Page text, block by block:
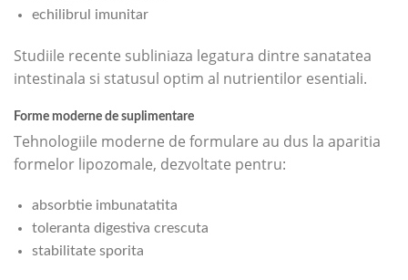
echilibrul imunitar
Studiile recente subliniaza legatura dintre sanatatea
intestinala si statusul optim al nutrientilor esentiali.
Forme moderne de suplimentare
Tehnologiile moderne de formulare au dus la aparitia
formelor lipozomale, dezvoltate pentru:
absorbtie imbunatatita
toleranta digestiva crescuta
stabilitate sporita